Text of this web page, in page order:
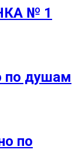
№ 1
душам
по